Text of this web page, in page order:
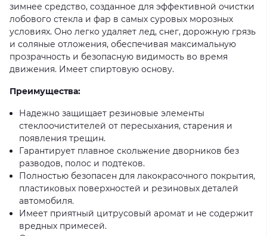
зимнее средство, созданное для эффективной очистки
лобового стекла и фар в самых суровых морозных
условиях. Оно легко удаляет лед, снег, дорожную грязь
и соляные отложения, обеспечивая максимальную
прозрачность и безопасную видимость во время
движения. Имеет спиртовую основу.
Преимущества:
Надежно защищает резиновые элементы
стеклоочистителей от пересыхания, старения и
появления трещин.
Гарантирует плавное скольжение дворников без
разводов, полос и подтеков.
Полностью безопасен для лакокрасочного покрытия,
пластиковых поверхностей и резиновых деталей
автомобиля.
Имеет приятный цитрусовый аромат и не содержит
вредных примесей.